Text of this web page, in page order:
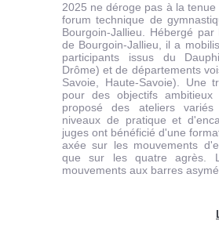
2025 ne déroge pas à la tenue
forum technique de
Bourgoin-Jallieu. Hébergé par
de Bourgoin-Jal­lieu, il a
participants issus du
Drôme) et de départe­ments
Savoie, Haute-Savoie). Une
pour des objectifs
proposé des ateliers
niveaux de pratique et
juges ont bénéficié d'une
axée sur les mouvements
que sur les quatre agrès.
mouvements aux barres